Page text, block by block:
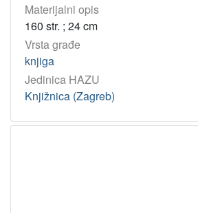
Materijalni opis
160 str. ; 24 cm
Vrsta građe
knjiga
Jedinica HAZU
Knjižnica (Zagreb)